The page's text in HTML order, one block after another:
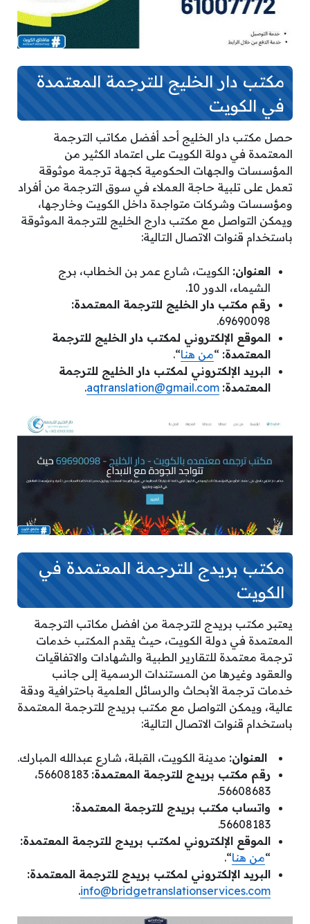
مكتب دار الخليج للترجمة المعتمدة
في الكويت
حصل مكتب دار الخليج أحد أفضل مكاتب الترجمة
المعتمدة في دولة الكويت على اعتماد الكثير من
المؤسسات والجهات الحكومية كجهة ترجمة موثوقة
تعمل على تلبية حاجة العملاء في سوق الترجمة من أفراد
ومؤسسات وشركات متواجدة داخل الكويت وخارجها،
ويمكن التواصل مع مكتب دارج الخليج للترجمة الموثوقة
باستخدام قنوات الاتصال التالية:
العنوان: الكويت، شارع عمر بن الخطاب، برج
الشيماء، الدور 10.
رقم مكتب دار الخليج للترجمة المعتمدة:
69690098.
الموقع الإلكتروني لمكتب دار الخليج للترجمة
المعتمدة: “من هنا“.
البريد الإلكتروني لمكتب دار الخليج للترجمة
المعتمدة: aqtranslation@gmail.com
.
مكتب بريدج للترجمة المعتمدة في
الكويت
يعتبر مكتب بريدج للترجمة من افضل مكاتب الترجمة
المعتمدة في دولة الكويت، حيث يقدم المكتب خدمات
ترجمة معتمدة للتقارير الطبية والشهادات والاتفاقيات
والعقود وغيرها من المستندات الرسمية إلى جانب
خدمات ترجمة الأبحاث والرسائل العلمية باحترافية ودقة
عالية، ويمكن التواصل مع مكتب بريدج للترجمة المعتمدة
باستخدام قنوات الاتصال التالية:
العنوان: مدينة الكويت، القبلة، شارع عبدالله المبارك.
رقم مكتب بريدج للترجمة المعتمدة:
56608183،
56608683.
واتساب مكتب بريدج للترجمة المعتمدة:
56608183.
الموقع الإلكتروني لمكتب بريدج للترجمة المعتمدة:
“من هنا“.
البريد الإلكتروني لمكتب بريدج للترجمة المعتمدة:
info@bridgetranslationservices.com
.